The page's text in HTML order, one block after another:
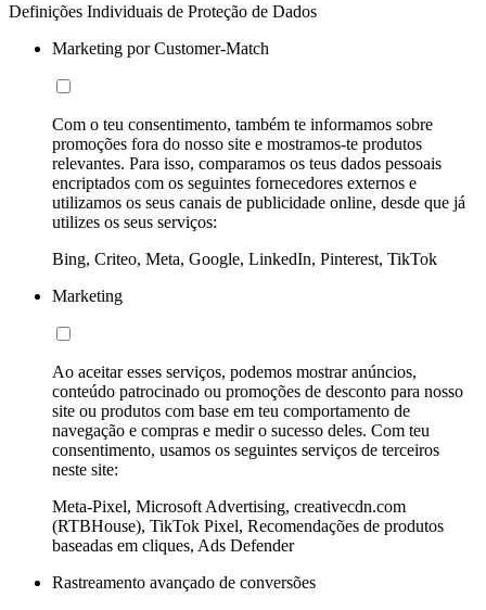
Definições Individuais de Proteção de Dados
Marketing por Customer-Match
Com o teu consentimento, também te informamos sobre
promoções fora do nosso site e mostramos-te produtos
relevantes. Para isso, comparamos os teus dados pessoais
encriptados com os seguintes fornecedores externos e
utilizamos os seus canais de publicidade online, desde que já
utilizes os seus serviços:
Bing, Criteo, Meta, Google, LinkedIn, Pinterest, TikTok
Marketing
Ao aceitar esses serviços, podemos mostrar anúncios,
conteúdo patrocinado ou promoções de desconto para nosso
site ou produtos com base em teu comportamento de
navegação e compras e medir o sucesso deles. Com teu
consentimento, usamos os seguintes serviços de terceiros
neste site:
Meta-Pixel, Microsoft Advertising, creativecdn.com
(RTBHouse), TikTok Pixel, Recomendações de produtos
baseadas em cliques, Ads Defender
Rastreamento avançado de conversões